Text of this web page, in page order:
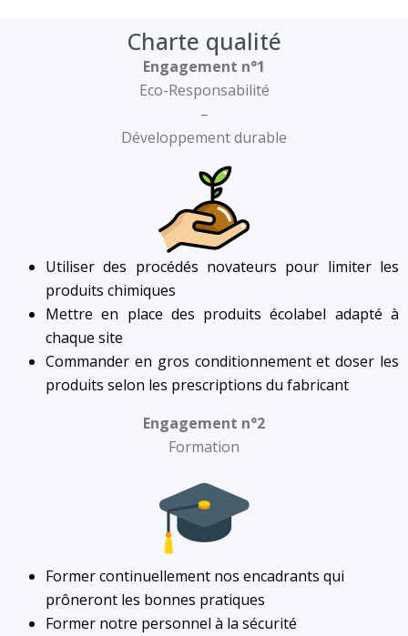
Charte qualité
Engagement n°1
Eco-Responsabilité
–
Développement durable
Utiliser des procédés novateurs pour limiter les
produits chimiques
Mettre en place des produits écolabel adapté à
chaque site
Commander en gros conditionnement et doser les
produits selon les prescriptions du fabricant
Engagement n°2
Formation
Former continuellement nos encadrants qui
prôneront les bonnes pratiques
Former notre personnel à la sécurité